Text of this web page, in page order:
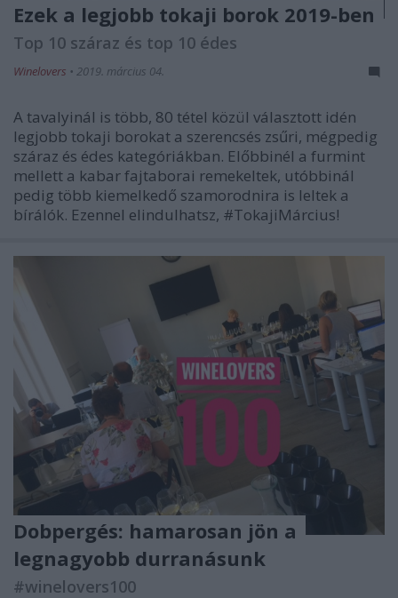
Ezek a legjobb tokaji borok 2019-ben
Top 10 száraz és top 10 édes
Winelovers • 2019. március 04.
A tavalyinál is több, 80 tétel közül választott idén
legjobb tokaji borokat a szerencsés zsűri, mégpedig
száraz és édes kategóriákban. Előbbinél a furmint
mellett a kabar fajtaborai remekeltek, utóbbinál
pedig több kiemelkedő szamorodnira is leltek a
bírálók. Ezennel elindulhatsz, #TokajiMárcius!
Dobpergés: hamarosan jön a
legnagyobb durranásunk
#winelovers100